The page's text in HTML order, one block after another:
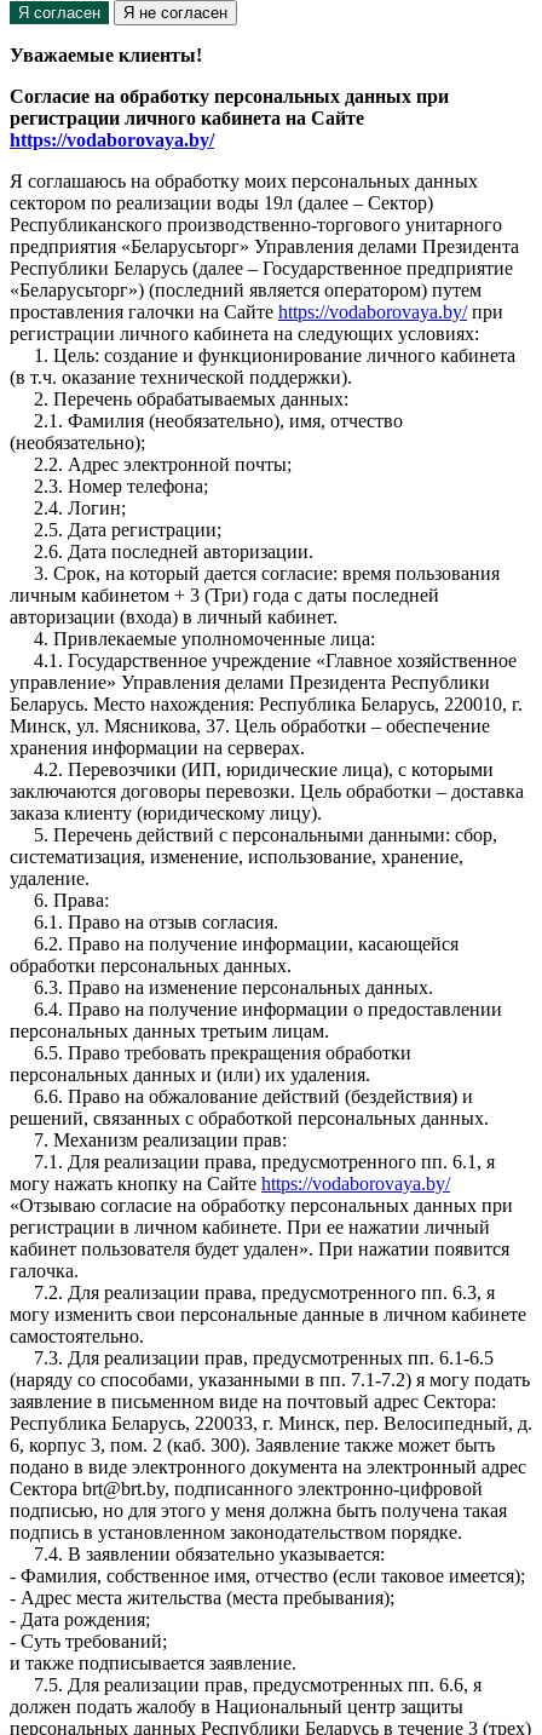
Я согласен Я не согласен
Уважаемые клиенты!
Согласие на обработку персональных данных при
регистрации личного кабинета на Сайте
https://vodaborovaya.by/
Я соглашаюсь на обработку моих персональных данных
сектором по реализации воды 19л (далее – Сектор)
Республиканского производственно-торгового унитарного
предприятия «Беларусьторг» Управления делами Президента
Республики Беларусь (далее – Государственное предприятие
«Беларусьторг») (последний является оператором) путем
проставления галочки на Сайте https://vodaborovaya.by/при
регистрации личного кабинета на следующих условиях:
1. Цель: создание и функционирование личного кабинета
(в т.ч. оказание технической поддержки).
2. Перечень обрабатываемых данных:
2.1. Фамилия (необязательно), имя, отчество
(необязательно);
2.2. Адрес электронной почты;
2.3. Номер телефона;
2.4. Логин;
2.5. Дата регистрации;
2.6. Дата последней авторизации.
3. Срок, на который дается согласие: время пользования
личным кабинетом + 3 (Три) года с даты последней
авторизации (входа) в личный кабинет.
4. Привлекаемые уполномоченные лица:
4.1. Государственное учреждение «Главное хозяйственное
управление» Управления делами Президента Республики
Беларусь. Место нахождения: Республика Беларусь, 220010, г.
Минск, ул. Мясникова, 37. Цель обработки – обеспечение
хранения информации на серверах.
4.2. Перевозчики (ИП, юридические лица), с которыми
заключаются договоры перевозки. Цель обработки – доставка
заказа клиенту (юридическому лицу).
5. Перечень действий с персональными данными: сбор,
систематизация, изменение, использование, хранение,
удаление.
6. Права:
6.1. Право на отзыв согласия.
6.2. Право на получение информации, касающейся
обработки персональных данных.
6.3. Право на изменение персональных данных.
6.4. Право на получение информации о предоставлении
персональных данных третьим лицам.
6.5. Право требовать прекращения обработки
персональных данных и (или) их удаления.
6.6. Право на обжалование действий (бездействия) и
решений, связанных с обработкой персональных данных.
7. Механизм реализации прав:
7.1. Для реализации права, предусмотренного пп. 6.1, я
могу нажать кнопку на Сайте https://vodaborovaya.by/
«Отзываю согласие на обработку персональных данных при
регистрации в личном кабинете. При ее нажатии личный
кабинет пользователя будет удален». При нажатии появится
галочка.
7.2. Для реализации права, предусмотренного пп. 6.3, я
могу изменить свои персональные данные в личном кабинете
самостоятельно.
7.3. Для реализации прав, предусмотренных пп. 6.1-6.5
(наряду со способами, указанными в пп. 7.1-7.2) я могу подать
заявление в письменном виде на почтовый адрес Сектора:
Республика Беларусь, 220033, г. Минск, пер. Велосипедный, д.
6, корпус 3, пом. 2 (каб. 300). Заявление также может быть
подано в виде электронного документа на электронный адрес
Сектора brt@brt.by, подписанного электронно-цифровой
подписью, но для этого у меня должна быть получена такая
подпись в установленном законодательством порядке.
7.4. В заявлении обязательно указывается:
- Фамилия, собственное имя, отчество (если таковое имеется);
- Адрес места жительства (места пребывания);
- Дата рождения;
- Суть требований;
и также подписывается заявление.
7.5. Для реализации прав, предусмотренных пп. 6.6, я
должен подать жалобу в Национальный центр защиты
персональных данных Республики Беларусь в течение 3 (трех)